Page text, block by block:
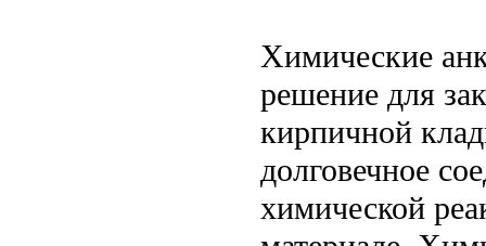
Химические
решение для
кирпичной
долговечное
химической